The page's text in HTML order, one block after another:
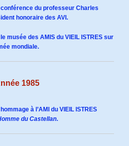
conférence du professeur Charles
honoraire des AVI.
musée des AMIS du VIEIL ISTRES sur
mondiale.
1985
à l’AMI du VIEIL ISTRES
du Castellan.